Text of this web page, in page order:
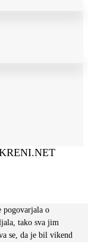
pogovarjala o
tako sva jim
se, da je bil vikend